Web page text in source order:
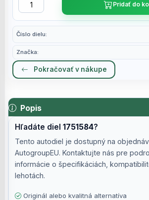
Číslo dielu:
Značka:
Pridať do
Pokračovať v nákupe
Popis
Hľadáte diel1751584?
Tento autodiel je dostupný na
AutogroupEU. Kontaktujte nás pre
informácie o špecifikáciách,
lehotách.
Originál alebo kvalitná alternatíva